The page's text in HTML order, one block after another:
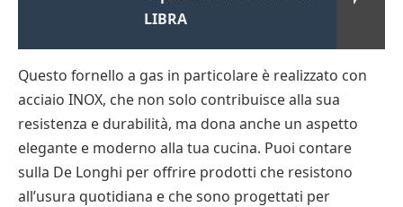
LIBRA
Questo fornello a gas in particolare è realizzato con
acciaio INOX, che non solo contribuisce alla sua
resistenza e durabilità, ma dona anche un aspetto
elegante e moderno alla tua cucina. Puoi contare
sulla De Longhi per offrire prodotti che resistono
all’usura quotidiana e che sono progettati per